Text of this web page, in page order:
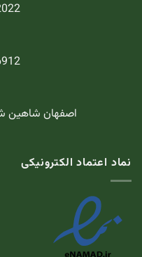
اصفهان شاهین
نماد اعتماد الکترونیکی